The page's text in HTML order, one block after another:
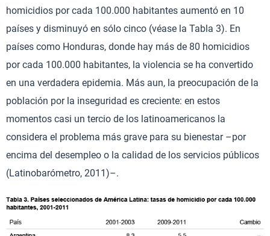
homicidios por cada 100.000 habitantes aumentó en 10
países y disminuyó en sólo cinco (véase la Tabla 3). En
países como Honduras, donde hay más de 80 homicidios
por cada 100.000 habitantes, la violencia se ha convertido
en una verdadera epidemia. Más aun, la preocupación de la
población por la inseguridad es creciente: en estos
momentos casi un tercio de los latinoamericanos la
considera el problema más grave para su bienestar –por
encima del desempleo o la calidad de los servicios públicos
(Latinobarómetro, 2011)–.